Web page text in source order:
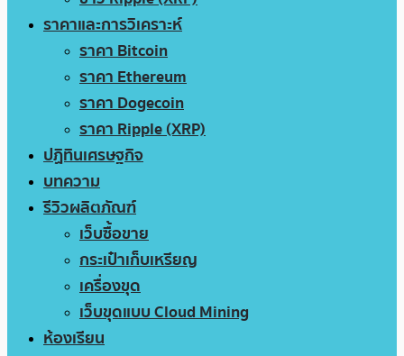
ราคาและการวิเคราะห์
ราคา Bitcoin
ราคา Ethereum
ราคา Dogecoin
ราคา Ripple (XRP)
ปฏิทินเศรษฐกิจ
บทความ
รีวิวผลิตภัณฑ์
เว็บซื้อขาย
กระเป๋าเก็บเหรียญ
เครื่องขุด
เว็บขุดแบบ Cloud Mining
ห้องเรียน